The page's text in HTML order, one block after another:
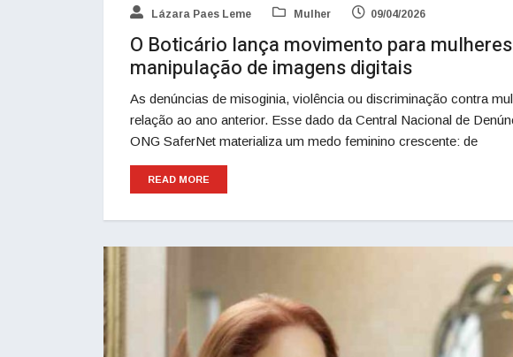
Lázara Paes Leme Mulher 09/04/2026
O Boticário lança movimento para
manipulação de imagens digitais
As denúncias de misoginia, violência ou discriminação contra
relação ao ano anterior. Esse dado da Central Nacional de
ONG SaferNet materializa um medo feminino crescente: de
READ MORE